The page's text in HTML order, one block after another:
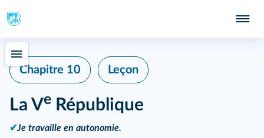
Chapitre 10 Leçon
La Ve République
✔Je travaille en autonomie.